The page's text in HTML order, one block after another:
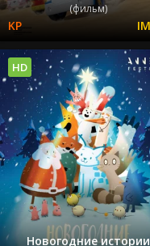
(фильм)
Новогодние истории
HD